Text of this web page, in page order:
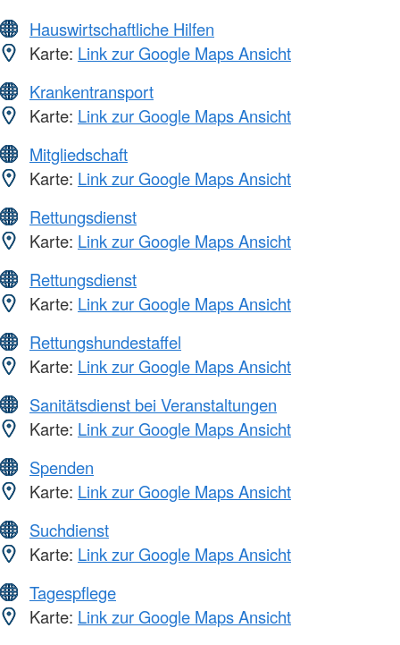
Hauswirtschaftliche Hilfen
Karte: Link zur Google Maps Ansicht
Krankentransport
Karte: Link zur Google Maps Ansicht
Mitgliedschaft
Karte: Link zur Google Maps Ansicht
Rettungsdienst
Karte: Link zur Google Maps Ansicht
Rettungsdienst
Karte: Link zur Google Maps Ansicht
Rettungshundestaffel
Karte: Link zur Google Maps Ansicht
Sanitätsdienst bei Veranstaltungen
Karte: Link zur Google Maps Ansicht
Spenden
Karte: Link zur Google Maps Ansicht
Suchdienst
Karte: Link zur Google Maps Ansicht
Tagespflege
Karte: Link zur Google Maps Ansicht